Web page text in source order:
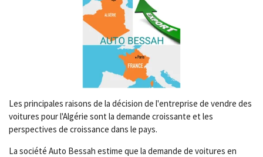
Les principales raisons de la décision de l'entreprise de vendre des
voitures pour l'Algérie sont la demande croissante et les
perspectives de croissance dans le pays.
La société Auto Bessah estime que la demande de voitures en